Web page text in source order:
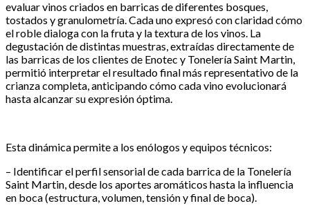
evaluar vinos criados en barricas de diferentes bosques,
tostados y granulometría. Cada uno expresó con claridad cómo
el roble dialoga con la fruta y la textura de los vinos. La
degustación de distintas muestras, extraídas directamente de
las barricas de los clientes de Enotec y Tonelería Saint Martin,
permitió interpretar el resultado final más representativo de la
crianza completa, anticipando cómo cada vino evolucionará
hasta alcanzar su expresión óptima.
Esta dinámica permite a los enólogos y equipos técnicos:
– Identificar el perfil sensorial de cada barrica de la Tonelería
Saint Martin, desde los aportes aromáticos hasta la influencia
en boca (estructura, volumen, tensión y final de boca).